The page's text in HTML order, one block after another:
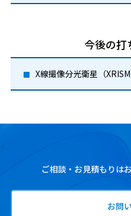
今後の打
X線撮像分光衛星（XRISM
ご相談・お見積もりは
お問